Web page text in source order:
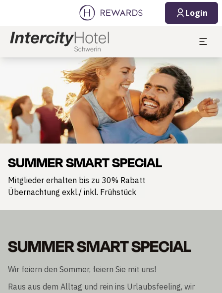
Login
SUMMER SMART SPECIAL
Mitglieder erhalten bis zu 30% Rabatt
Übernachtung exkl./ inkl. Frühstück
SUMMER SMART SPECIAL
Wir feiern den Sommer, feiern Sie mit uns!
Raus aus dem Alltag und rein ins Urlaubsfeeling, wir